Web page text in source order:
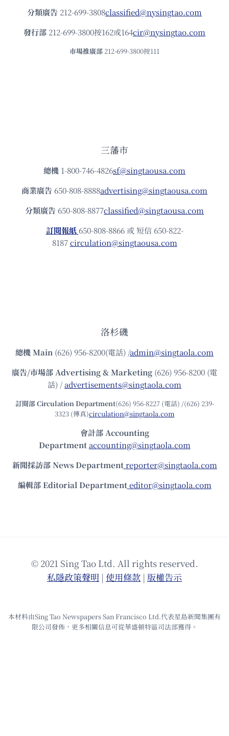
分類廣告 212-699-3808classified@nysingtao.com
發⾏部 212-699-3800按162或164cir@nysingtao.com
市場推廣部 212-699-3800按111
三藩市
總機 1-800-746-4826sf@singtaousa.com
商業廣告 650-808-8888advertising@singtaousa.com
分類廣告 650-808-8877classified@singtaousa.com
訂閱報紙 650-808-8866 或 短信 650-822-
8187circulation@singtaousa.com
洛杉磯
總機Main (626) 956-8200(電話) /admin@singtaola.com
廣告/市場部Advertising & Marketing (626) 956-8200 (電
話) /advertisements@singtaola.com
訂閱部 Circulation Department(626) 956-8227 (電話) /(626) 239-
3323 (傳真)circulation@singtaola.com
會計部 Accounting
Department accounting@singtaola.com
新聞採訪部 News Department reporter@singtaola.com
編輯部 Editorial Department editor@singtaola.com
© 2021 Sing Tao Ltd. All rights reserved.
私隱政策聲明 | 使⽤條款 | 版權告⽰
本材料由Sing Tao Newspapers San Francisco Ltd.代表星島新聞集團有
限公司發佈，更多相關信息可從華盛頓特區司法部獲得。